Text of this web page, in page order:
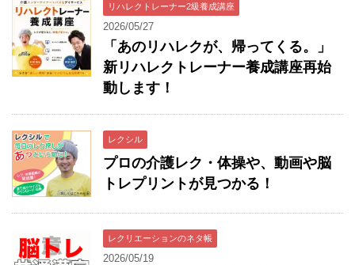
リハレクトレーナー2級養成講座
2026/05/27
「あのリハレクが、帰ってくる。」
新リハレクトレーナー養成講座再始
動します！
レクシル
プロの介護レク・体操や、動画や脳
トレプリントが見つかる！
レクリエーションのネタ帳
2026/05/19